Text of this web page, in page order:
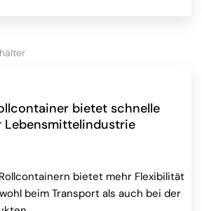
bietet schnelle
Lebensmittelindustrie
bietet mehr Flexibilität
beim Transport als auch bei der